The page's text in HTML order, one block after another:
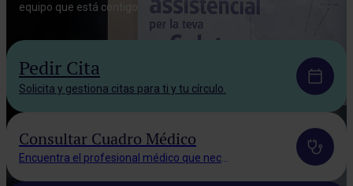
equipo que está contigo.
Pedir Cita
Solicita y gestiona citas para ti y tu círculo.
Consultar Cuadro Médico